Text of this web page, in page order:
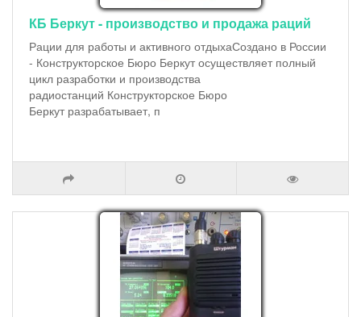
КБ Беркут - производство и продажа раций
Рации для работы и активного отдыхаСоздано в России
- Конструкторское Бюро Беркут осуществляет полный
цикл разработки и производства
радиостанций Конструкторское Бюро
Беркут разрабатывает, п